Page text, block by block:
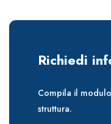
Richiedi
Compila il
struttura.